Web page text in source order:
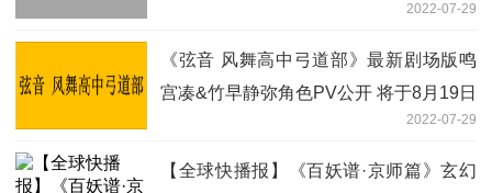
2022-07-29
《弦音 风舞高中弓道部》最新剧场版鸣
宫凑&竹早静弥角色PV公开 将于8月19日
2022-07-29
【全球快播报】《百妖谱·京师篇》玄幻